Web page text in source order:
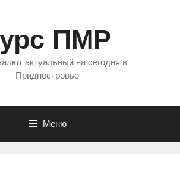
ПМР
актуальный на сегодня в
Приднестровье
Меню